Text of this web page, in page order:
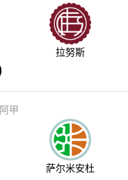
拉努斯
阿甲
萨尔米安杜